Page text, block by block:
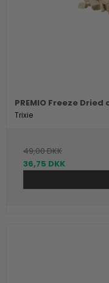
PREMIO Freeze
Trixie
49,00 DKK
36,75 DKK